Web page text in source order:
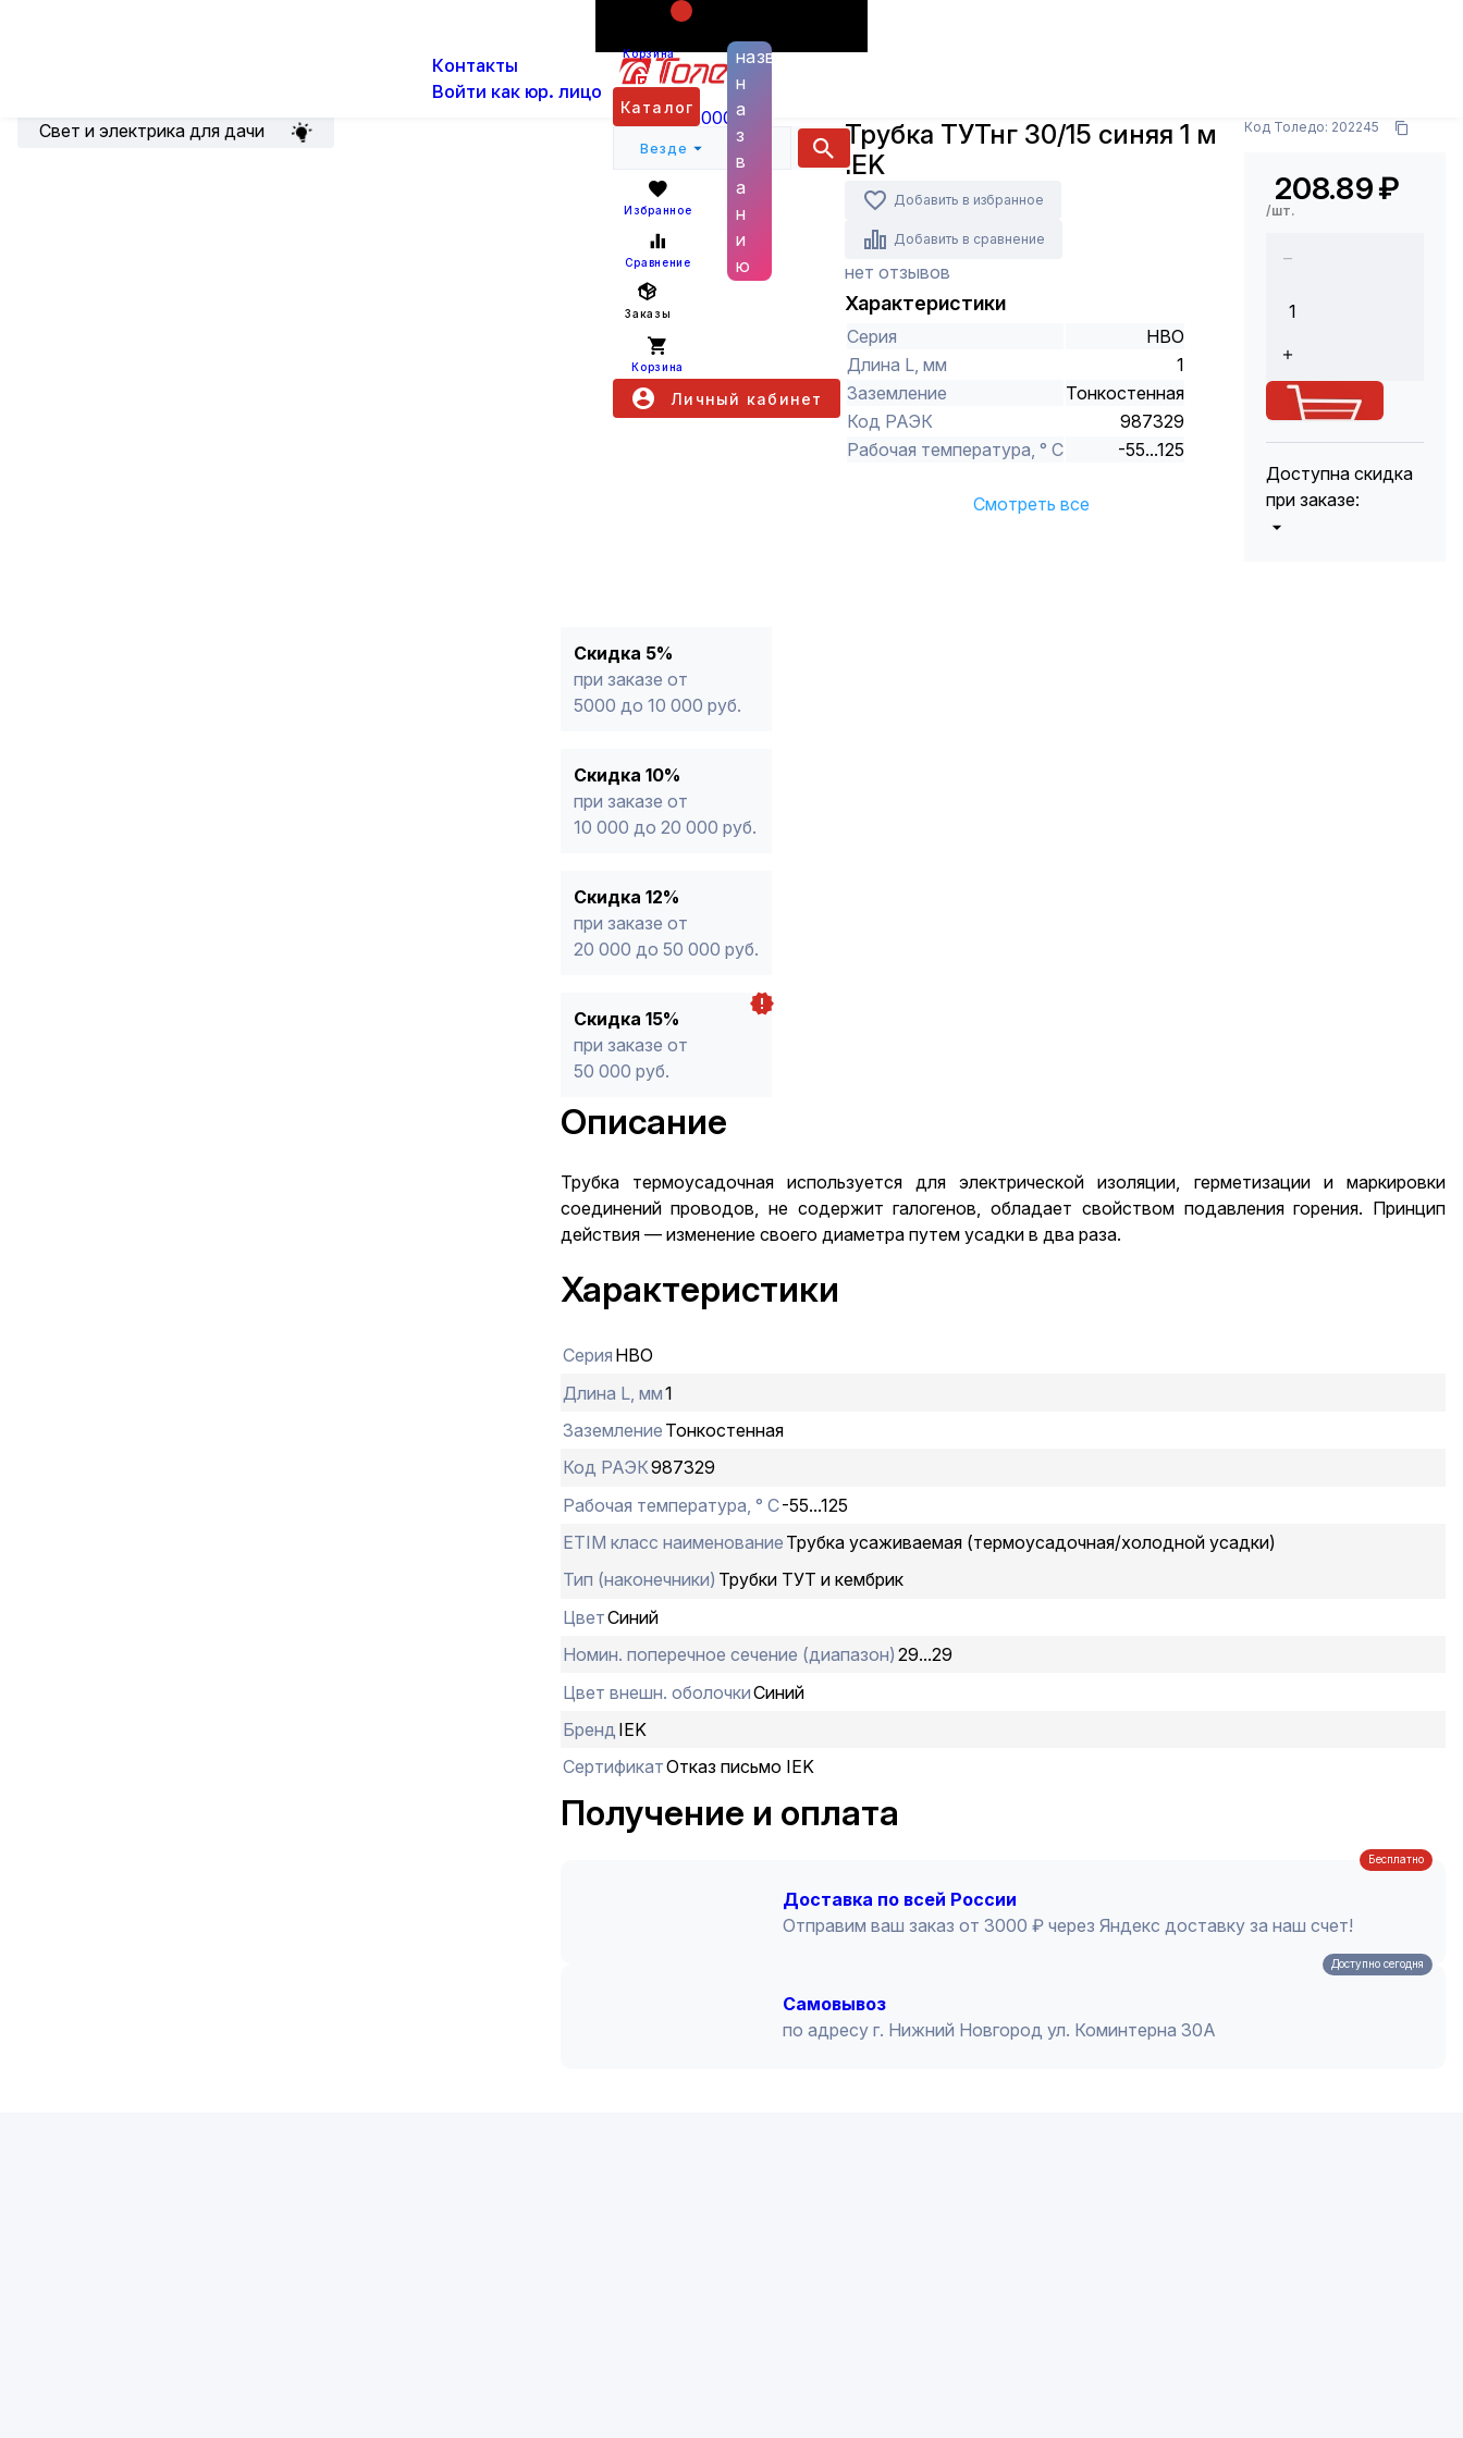
Контакты
Войти как юр. лицо
Корзина
+7 (800) 6000 600
Каталог
Везде
названию
н
а
з
в
а
н
и
ю
Избранное
Сравнение
Заказы
Корзина
Личный кабинет
Свет и электрика для дачи
Каталог Бытовые товары, прочая электрика и материалы
ТУТнг 30/15 синяя 1 м IEK
Трубка ТУТнг 30/15 синяя 1 м
IEK
Добавить в избранное
Добавить в сравнение
нет отзывов
Характеристики
Серия
НВО
Длина L, мм
1
Заземление
Тонкостенная
Код РАЭК
987329
Рабочая температура, ° С
-55...125
Смотреть все
Код Толедо: 202245
208.89₽
/шт.
Доступна скидка
при заказе:
Скидка 5%
при заказе от
5000 до 10 000 руб.
Скидка 10%
при заказе от
10 000 до 20 000 руб.
Скидка 12%
при заказе от
20 000 до 50 000 руб.
Скидка 15%
при заказе от
50 000 руб.
Описание
Трубка термоусадочная используется для электрической изоляции, герметизации и маркировки
соединений проводов, не содержит галогенов, обладает свойством подавления горения. Принцип
действия — изменение своего диаметра путем усадки в два раза.
Характеристики
Серия НВО
Длина L, мм1
Заземление Тонкостенная
Код РАЭК987329
Рабочая температура, ° С-55...125
ETIM класс наименование Трубка усаживаемая (термоусадочная/холодной усадки)
Тип (наконечники) Трубки ТУТ и кембрик
ЦветСиний
Номин. поперечное сечение (диапазон) 29...29
Цвет внешн. оболочкиСиний
Бренд IEK
СертификатОтказ письмо IEK
Получение и оплата
Бесплатно
Доставка по всей России
Отправим ваш заказ от 3000 ₽ через Яндекс доставку за наш счет!
Доступно сегодня
Cамовывоз
по адресу г. Нижний Новгород ул. Коминтерна 30А